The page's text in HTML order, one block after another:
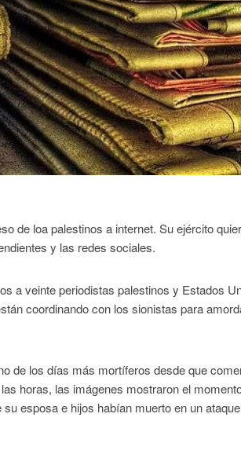
de loa palestinos a internet. Su ejército
y las redes sociales.
a veinte periodistas palestinos y Estados
coordinando con los sionistas para
de los días más mortíferos desde que
horas, las imágenes mostraron el
esposa e hijos habían muerto en un